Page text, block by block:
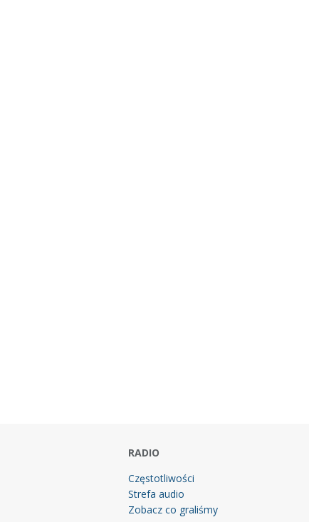
RADIO
Częstotliwości
Strefa audio
Zobacz co graliśmy